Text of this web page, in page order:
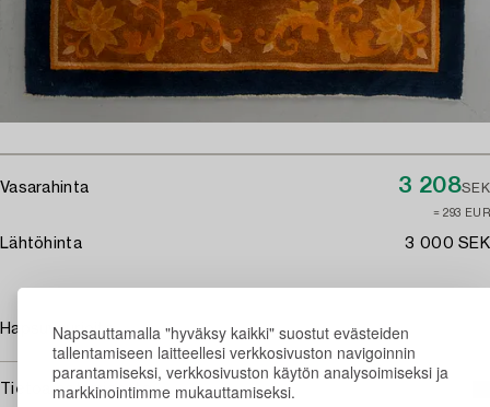
Napsauttamalla "hyväksy kaikki" suostut evästeiden
tallentamiseen laitteellesi verkkosivuston navigoinnin
parantamiseksi, verkkosivuston käytön analysoimiseksi ja
markkinointimme mukauttamiseksi.
Vasarahinta 3 208SEK
≈ 293 EUR
Lähtöhinta 3 000 SEK
Hapsuvaurioita.
Tietoa ostamisesta